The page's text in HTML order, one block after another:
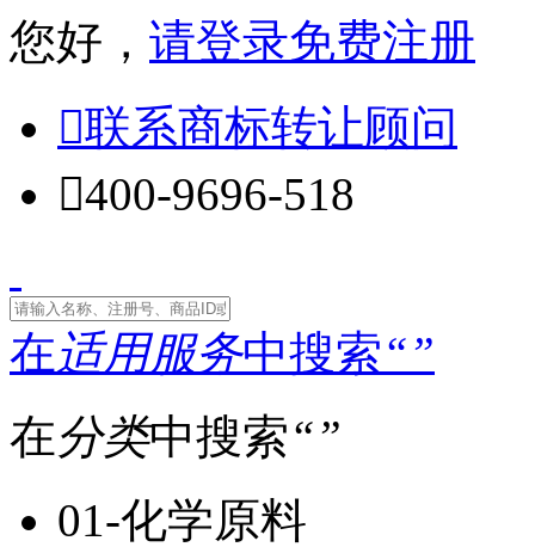
您好， 请登录免费注册
联系商标转让顾问
400-9696-518
在适用服务中搜索“”
在分类中搜索“”
01-化学原料